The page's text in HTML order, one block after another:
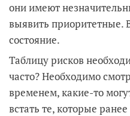
они имеют
выявить приоритетные.
состояние.
Таблицу рисков
часто? Необходимо
временем, какие-то
встать те, которые